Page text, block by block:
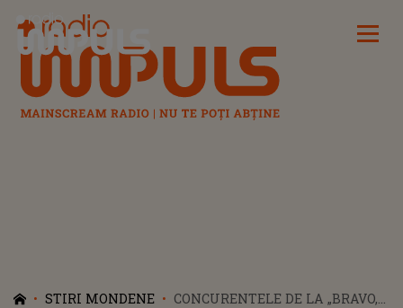
Radio Impuls
STIRI MONDENE
CONCURENTELE DE LA „BRAVO,